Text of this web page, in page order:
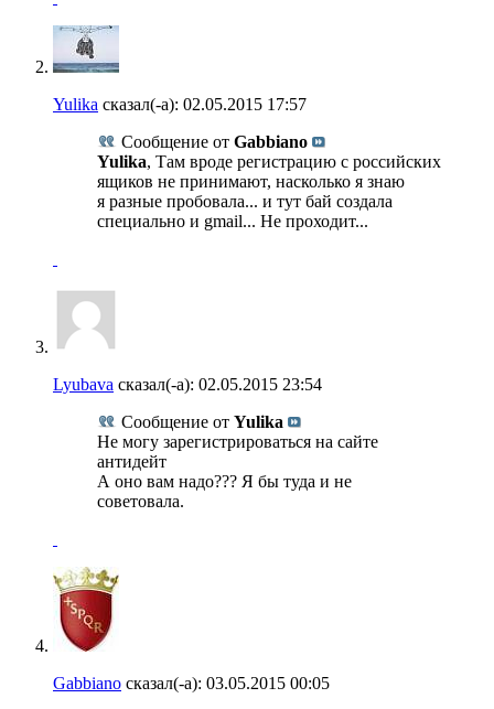
Yulika сказал(-а): 02.05.2015 17:57
Сообщение от Gabbiano
Yulika, Там вроде регистрацию с российских
ящиков не принимают, насколько я знаю
я разные пробовала... и тут бай создала
специально и gmail... Не проходит...
Lyubava сказал(-а): 02.05.2015 23:54
Сообщение от Yulika
Не могу зарегистрироваться на сайте
антидейт
А оно вам надо??? Я бы туда и не
советовала.
Gabbiano сказал(-а): 03.05.2015 00:05